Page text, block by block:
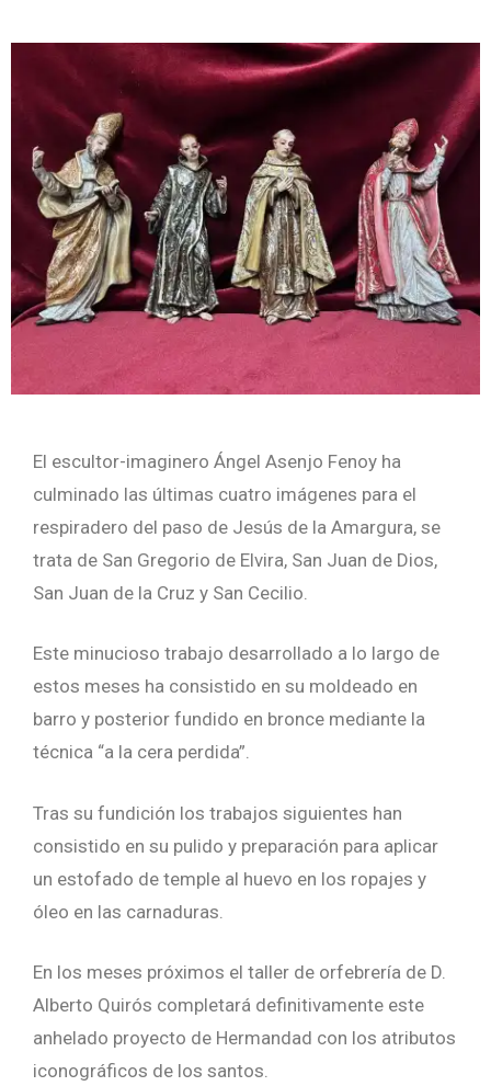
El escultor-imaginero Ángel Asenjo Fenoy ha
culminado las últimas cuatro imágenes para el
respiradero del paso de Jesús de la Amargura, se
trata de San Gregorio de Elvira, San Juan de Dios,
San Juan de la Cruz y San Cecilio.
Este minucioso trabajo desarrollado a lo largo de
estos meses ha consistido en su moldeado en
barro y posterior fundido en bronce mediante la
técnica “a la cera perdida”.
Tras su fundición los trabajos siguientes han
consistido en su pulido y preparación para aplicar
un estofado de temple al huevo en los ropajes y
óleo en las carnaduras.
En los meses próximos el taller de orfebrería de D.
Alberto Quirós completará definitivamente este
anhelado proyecto de Hermandad con los atributos
iconográficos de los santos.